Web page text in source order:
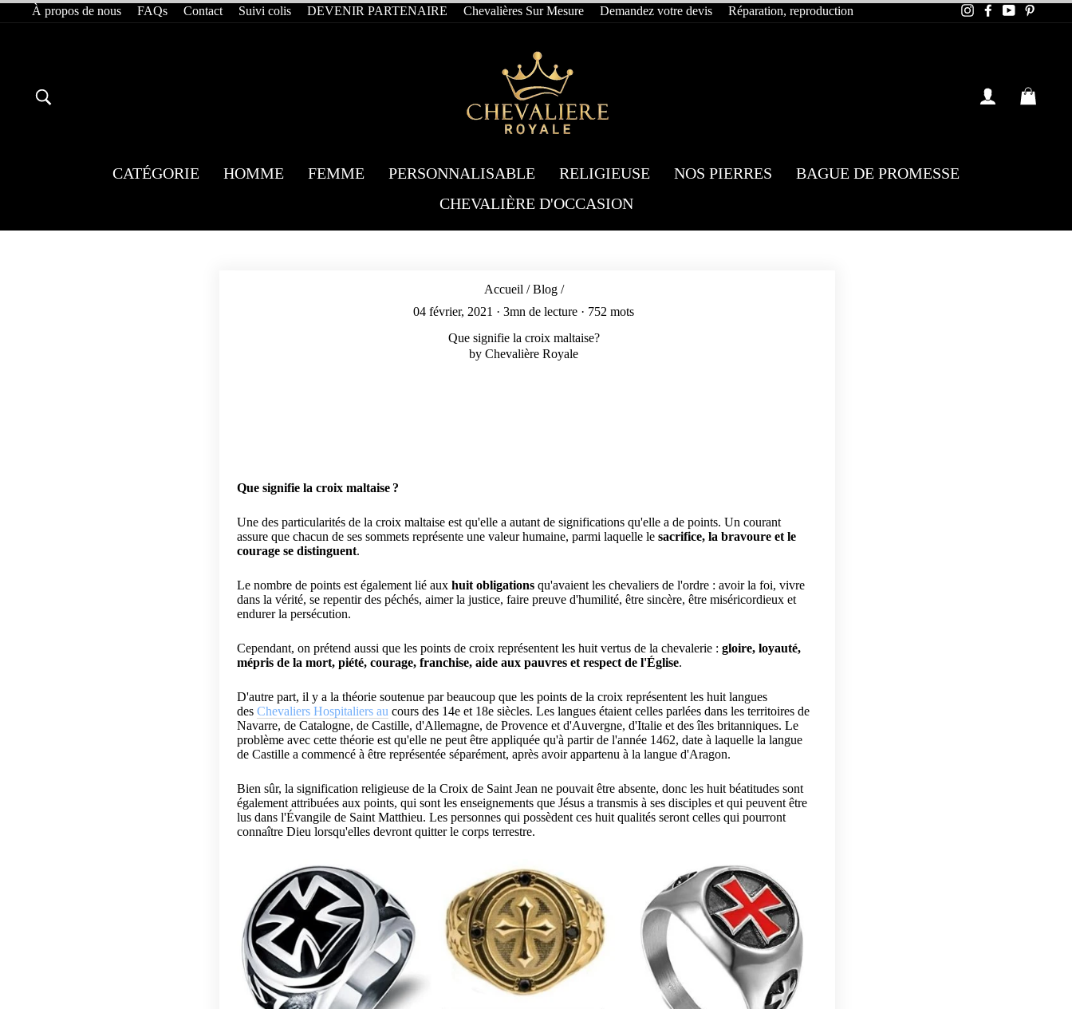
□
Passer
au
À propos de nous FAQs Contact Suivi colis DEVENIR PARTENAIRE Chevalières Sur Mesure Demandez votre devis Réparation, reproduction InstagramFacebookYouTube
SE
CATÉGORIE HOMME FEMME PERSONNALISABLE RELIGIEUSE NOS PIERRES
BAGUE DE PROMESSE
CHEVALIÈRE D'OCCASION
Accueil / Blog /
04 février, 2021 · 3mn de lecture · 752 mots
Que signifie la croix maltaise?
by Chevalière Royale
Que signifie la croix maltaise ?
Une des particularités de la croix maltaise est qu'elle a autant de significations qu'elle a de points. Un courant
assure que chacun de ses sommets représente une valeur humaine, parmi laquelle le sacrifice, la bravoure et le
courage se distinguent.
Le nombre de points est également lié aux huit obligations qu'avaient les chevaliers de l'ordre : avoir la foi, vivre
dans la vérité, se repentir des péchés, aimer la justice, faire preuve d'humilité, être sincère, être miséricordieux et
endurer la persécution.
Cependant, on prétend aussi que les points de croix représentent les huit vertus de la chevalerie : gloire, loyauté,
mépris de la mort, piété, courage, franchise, aide aux pauvres et respect de l'Église.
D'autre part, il y a la théorie soutenue par beaucoup que les points de la croix représentent les huit langues
des Chevaliers Hospitaliers au cours des 14e et 18e siècles. Les langues étaient celles parlées dans les territoires de
Navarre, de Catalogne, de Castille, d'Allemagne, de Provence et d'Auvergne, d'Italie et des îles britanniques. Le
problème avec cette théorie est qu'elle ne peut être appliquée qu'à partir de l'année 1462, date à laquelle la langue
de Castille a commencé à être représentée séparément, après avoir appartenu à la langue d'Aragon.
Bien sûr, la signification religieuse de la Croix de Saint Jean ne pouvait être absente, donc les huit béatitudes sont
également attribuées aux points, qui sont les enseignements que Jésus a transmis à ses disciples et qui peuvent être
lus dans l'Évangile de Saint Matthieu. Les personnes qui possèdent ces huit qualités seront celles qui pourront
connaître Dieu lorsqu'elles devront quitter le corps terrestre.